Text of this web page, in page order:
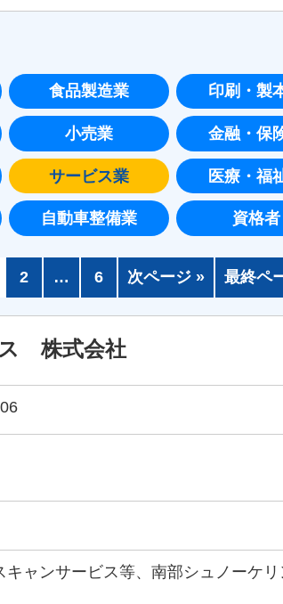
食品製造業 印刷・製
小売業 金融・保
サービス業 医療・福
自動車整備業 資格者
2 … 6 次ページ » 最終ペ
株式会社
ャンサービス等、南部シュノーケ